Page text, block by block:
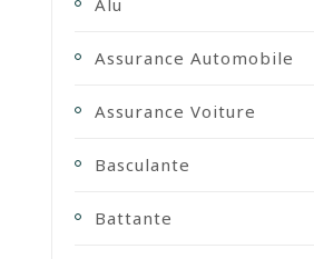
Alu
Assurance Automobile
Assurance Voiture
Basculante
Battante